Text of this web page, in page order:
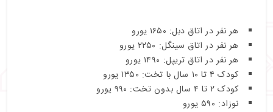
هر نفر در اتاق دبل: ۱۶۵۰ یورو
هر نفر در اتاق سینگل: ۲۲۵۰ یورو
هر نفر در اتاق تریپل: ۱۴۹۰ یورو
کودک ۴ تا ۱۰ سال با تخت: ۱۳۵۰ یورو
کودک ۲ تا ۴ سال بدون تخت: ۹۹۰ یورو
نوزاد: ۵۹۰ یورو